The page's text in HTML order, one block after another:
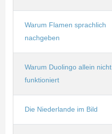
Warum Flamen sprachlich
nachgeben
Warum Duolingo allein nicht
funktioniert
Die Niederlande im Bild